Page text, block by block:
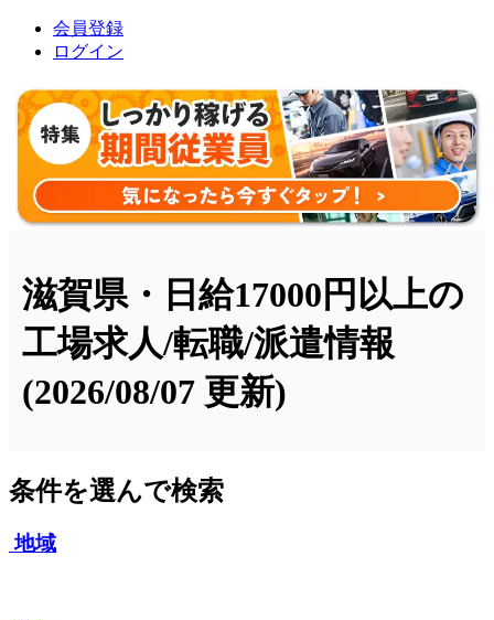
会員登録
ログイン
滋賀県・日給17000円以上の
工場求人/転職/派遣情報
(2026/08/07 更新)
条件を選んで検索
地域